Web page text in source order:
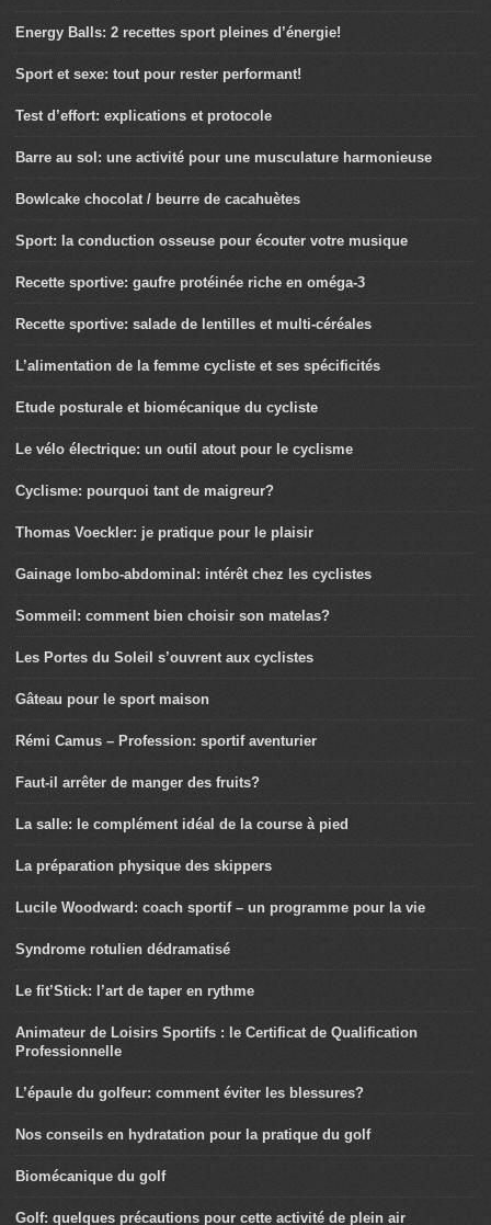
Energy Balls: 2 recettes sport pleines d’énergie!
Sport et sexe: tout pour rester performant!
Test d’effort: explications et protocole
Barre au sol: une activité pour une musculature harmonieuse
Bowlcake chocolat / beurre de cacahuètes
Sport: la conduction osseuse pour écouter votre musique
Recette sportive: gaufre protéinée riche en oméga-3
Recette sportive: salade de lentilles et multi-céréales
L’alimentation de la femme cycliste et ses spécificités
Etude posturale et biomécanique du cycliste
Le vélo électrique: un outil atout pour le cyclisme
Cyclisme: pourquoi tant de maigreur?
Thomas Voeckler: je pratique pour le plaisir
Gainage lombo-abdominal: intérêt chez les cyclistes
Sommeil: comment bien choisir son matelas?
Les Portes du Soleil s’ouvrent aux cyclistes
Gâteau pour le sport maison
Rémi Camus – Profession: sportif aventurier
Faut-il arrêter de manger des fruits?
La salle: le complément idéal de la course à pied
La préparation physique des skippers
Lucile Woodward: coach sportif – un programme pour la vie
Syndrome rotulien dédramatisé
Le fit’Stick: l’art de taper en rythme
Animateur de Loisirs Sportifs : le Certificat de Qualification
Professionnelle
L’épaule du golfeur: comment éviter les blessures?
Nos conseils en hydratation pour la pratique du golf
Biomécanique du golf
Golf: quelques précautions pour cette activité de plein air